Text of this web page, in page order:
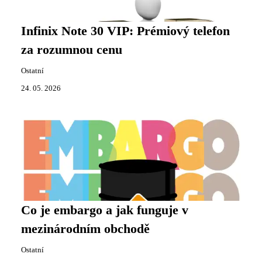
Infinix Note 30 VIP: Prémiový telefon
za rozumnou cenu
Ostatní
24. 05. 2026
Co je embargo a jak funguje v
mezinárodním obchodě
Ostatní